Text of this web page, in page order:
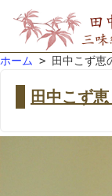
ホーム > 田中こず恵
田中こず